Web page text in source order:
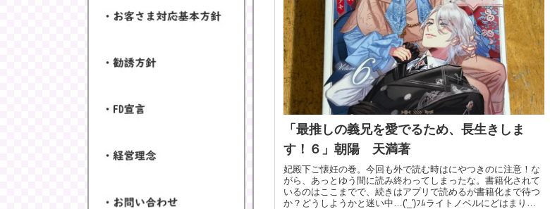
「最推しの義兄を愛でるため、長生きしま
す！６」朝陽 天満著
妃殿下ご懐妊の巻。今回も外で読む時はにやつきのに注意！な
がら、あっとゆう間に読み終わってしまったな。書籍化されて
いるのはここまでで、続きはアプリで読めるが書籍化まで待つ
か？どうしようかと迷い中…('_')ﾌﾑライトノベルにどはまりし